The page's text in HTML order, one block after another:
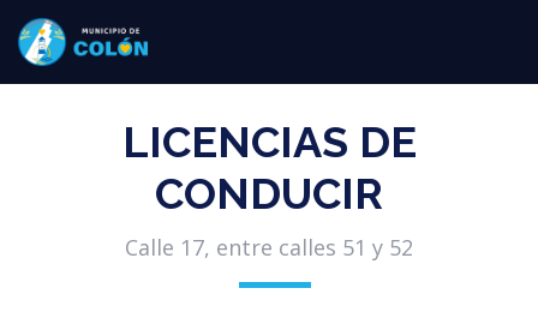
LICENCIAS DE
CONDUCIR
Calle 17, entre calles 51 y 52